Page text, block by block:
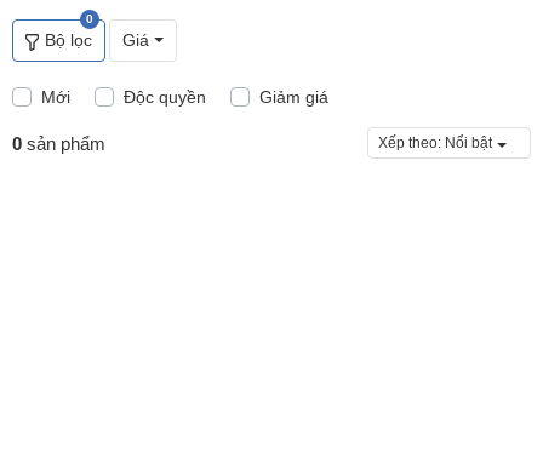
Bộ lọc
0
Giá
Mới Độc quyền Giảm giá
0 sản phẩm Xếp theo: Nổi bật